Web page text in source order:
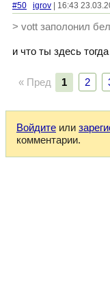
#50 igrov | 16:43
> vott заполонил
и что ты здесь
« Пред 1 2
Войдите или
комментарии.